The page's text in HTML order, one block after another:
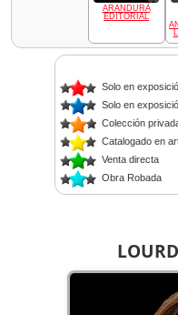
ARANDURÃ
EDITORIAL
Solo en
Solo en
Colección
Catalogado en
Venta directa
Obra Robada